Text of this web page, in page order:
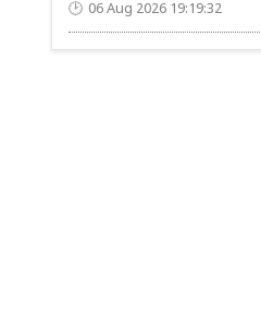
06 Aug 2026 19:19:32